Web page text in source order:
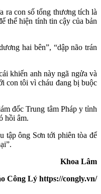
ra con số tổng thương tích là
thể hiện tính tin cậy của bản
hai bên”, “dập não trán
khiến anh này ngã ngửa và
con tôi vì cháu đang bị buộc
đốc Trung tâm Pháp y tỉnh
hồi âm.
tập ông Sơn tới phiên tòa để
Khoa Lâm
Công Lý https://congly.vn/